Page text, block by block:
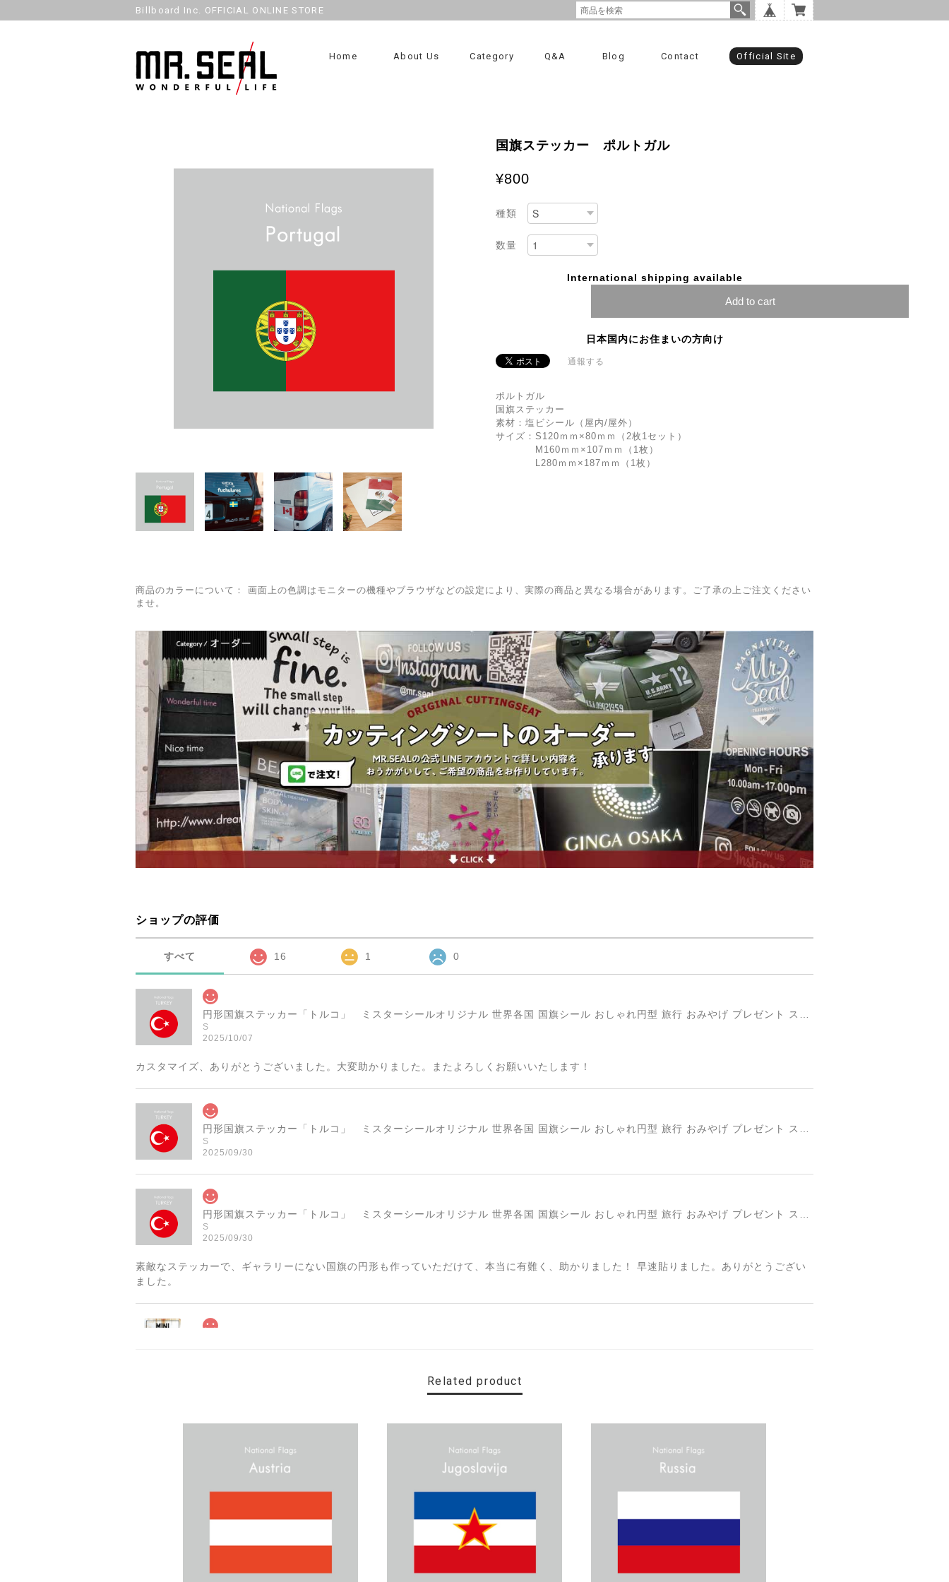
Billboard Inc. OFFICIAL ONLINE STORE
Home About Us Category Q&A Blog Contact Official Site
国旗ステッカー ポルトガル
¥800
種類
数量
International shipping available
Add to cart
日本国内にお住まいの方向け
通報する
ポルトガル
国旗ステッカー
素材：塩ビシール（屋内/屋外）
サイズ：S120ｍｍ×80ｍｍ（2枚1セット）
M160ｍｍ×107ｍｍ（1枚）
L280ｍｍ×187ｍｍ（1枚）
商品のカラーについて： 画面上の色調はモニターの機種やブラウザなどの設定により、実際の商品と異なる場合があります。ご了承の上ご注文ください
ませ。
ショップの評価
すべて 16 1 0
S
2025/10/07
カスタマイズ、ありがとうございました。大変助かりました。またよろしくお願いいたします！
S
2025/09/30
S
2025/09/30
素敵なステッカーで、ギャラリーにない国旗の円形も作っていただけて、本当に有難く、助かりました！ 早速貼りました。ありがとうござい
ました。
貼れる！はがせる！！室名カッティングシート「TOILET」
Related product